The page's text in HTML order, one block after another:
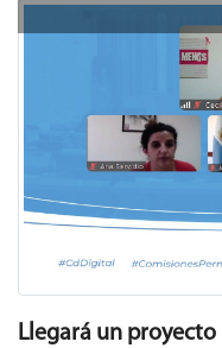
Llegará un